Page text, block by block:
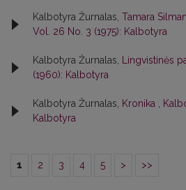
Kalbotyra Žurnalas, Tamara
Vol. 26 No. 3 (1975): Kalbotyra
Kalbotyra Žurnalas, Lingvistinės
(1960): Kalbotyra
Kalbotyra Žurnalas, Kronika
Kalbotyra
1 2 3 4 5 > >>